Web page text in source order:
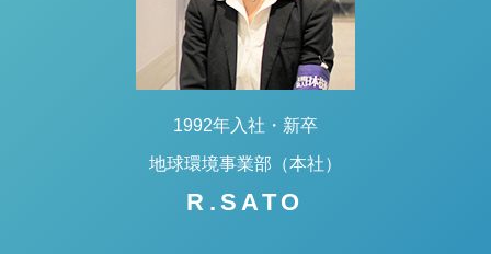
1992年入社・新卒
地球環境事業部（本社）
R.SATO